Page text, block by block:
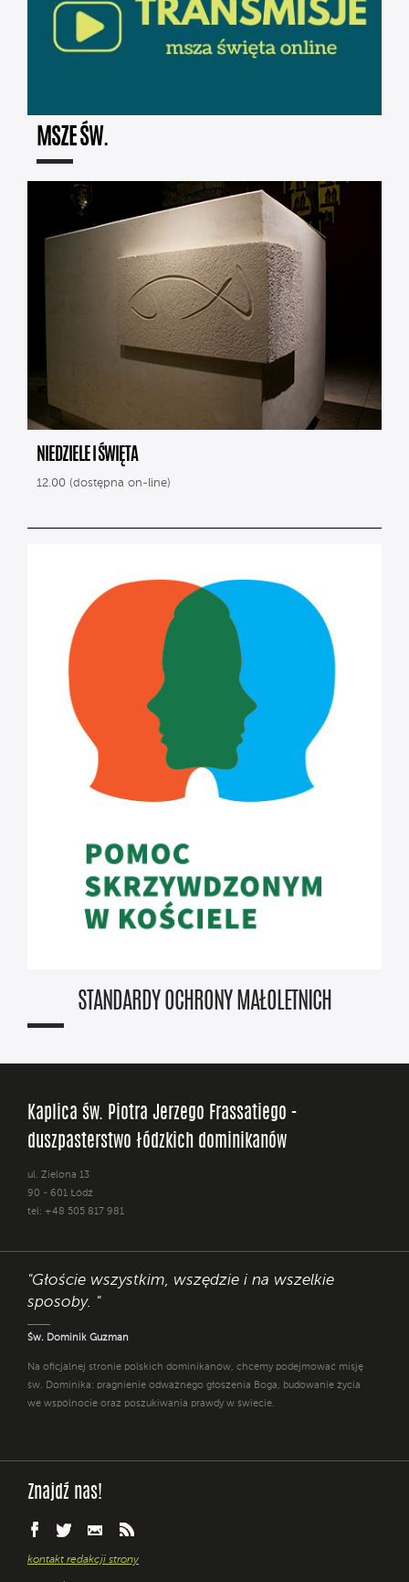
MSZE ŚW.
NIEDZIELE I ŚWIĘTA
12.00 (dostępna on-line)
STANDARDY OCHRONY MAŁOLETNICH
Kaplica św. Piotra Jerzego Frassatiego -
duszpasterstwo łódzkich dominikanów
ul. Zielona 13
90 - 601 Łódź
tel: +48 505 817 981
"Głoście wszystkim, wszędzie i na wszelkie
sposoby. "
Św. Dominik Guzman
Na oficjalnej stronie polskich dominikanów, chcemy podejmować misję
św. Dominika: pragnienie odważnego głoszenia Boga, budowanie życia
we wspólnocie oraz poszukiwania prawdy w świecie.
Znajdź nas!
kontakt redakcji strony